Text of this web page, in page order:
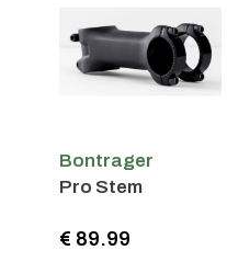
Bontrager
Pro Stem
€ 89.99